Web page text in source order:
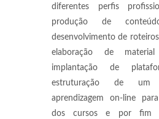
diferentes perfis
produção de
desenvolvimento de
elaboração de material
implantação de
estruturação de um
aprendizagem on-line
dos cursos e por fim